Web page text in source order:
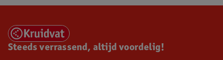
Steeds verrassend, altijd voordelig!